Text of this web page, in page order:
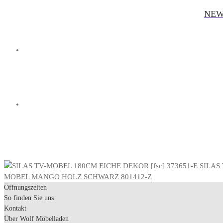
SILAS
MOBEL MANGO HOLZ SCHWARZ 801412-Z
Öffnungszeiten
So finden Sie uns
Kontakt
Über Wolf Möbelladen